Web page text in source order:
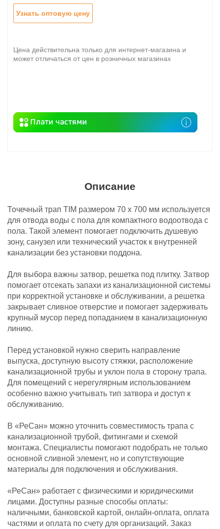
Узнать оптовую цену
Цена действительна только для интернет-магазина и
может отличаться от цен в розничных магазинах
Описание
Точечный трап TIM размером 70 х 700 мм используется
для отвода воды с пола для компактного водоотвода с
пола. Такой элемент помогает подключить душевую
зону, санузел или технический участок к внутренней
канализации без установки поддона.
Для выбора важны затвор, решетка под плитку. Затвор
помогает отсекать запахи из канализационной системы
при корректной установке и обслуживании, а решетка
закрывает сливное отверстие и помогает задерживать
крупный мусор перед попаданием в канализационную
линию.
Перед установкой нужно сверить направление
выпуска, доступную высоту стяжки, расположение
канализационной трубы и уклон пола в сторону трапа.
Для помещений с нерегулярным использованием
особенно важно учитывать тип затвора и доступ к
обслуживанию.
В «РеСан» можно уточнить совместимость трапа с
канализационной трубой, фитингами и схемой
монтажа. Специалисты помогают подобрать не только
основной сливной элемент, но и сопутствующие
материалы для подключения и обслуживания.
«РеСан» работает с физическими и юридическими
лицами. Доступны разные способы оплаты:
наличными, банковской картой, онлайн-оплата, оплата
частями и оплата по счету для организаций. Заказ